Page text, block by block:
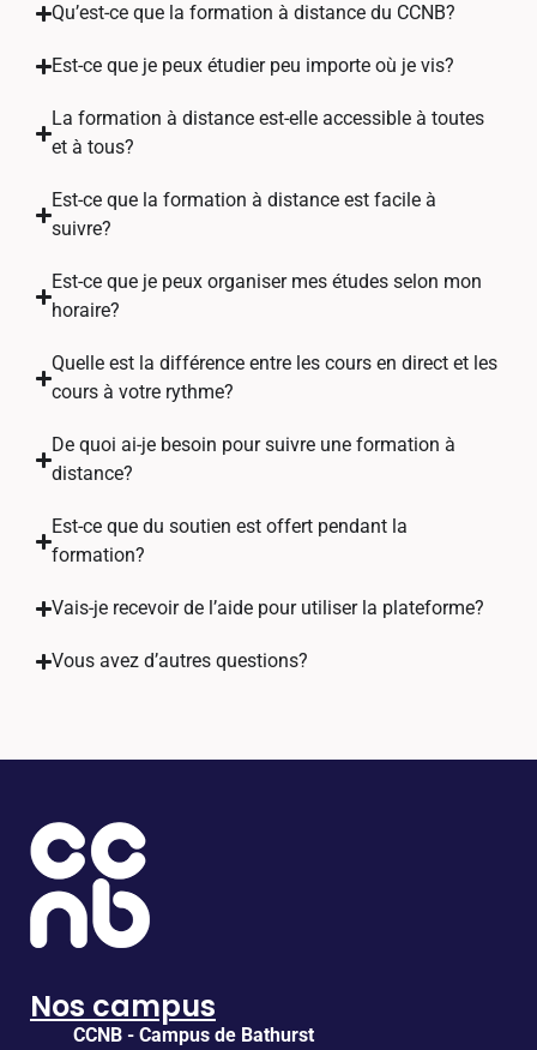
Qu’est-ce que la formation à distance du CCNB?
Est-ce que je peux étudier peu importe où je vis?
La formation à distance est-elle accessible à toutes
et à tous?
Est-ce que la formation à distance est facile à
suivre?
Est-ce que je peux organiser mes études selon mon
horaire?
Quelle est la différence entre les cours en direct et les
cours à votre rythme?
De quoi ai-je besoin pour suivre une formation à
distance?
Est-ce que du soutien est offert pendant la
formation?
Vais-je recevoir de l’aide pour utiliser la plateforme?
Vous avez d’autres questions?
Nos campus
CCNB - Campus de Bathurst